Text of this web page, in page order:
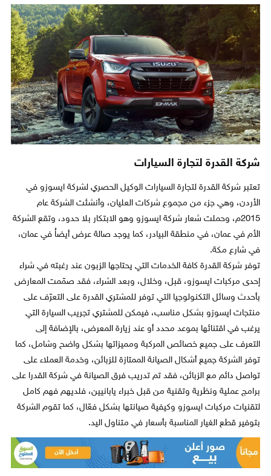
شركة القدرة لتجارة السيارات
تعتبر شركة القدرة لتجارة السيارات الوكيل الحصري لشركة ايسوزو في
الأردن، وهي جزء من مجموع شركات العليان، وأنشئت الشركة عام
2015م، وحملت شعار شركة ايسوزو وهو الابتكار بلا حدود، وتقع الشركة
الأم في عمان، في منطقة البيادر، كما يوجد صالة عرض أيضاُ في عمان،
في شارع مكة.
توفر شركة القدرة كافة الخدمات التي يحتاجها الزبون عند رغبته في شراء
إحدى مركبات ايسوزو، قبل، وخلال، وبعد الشراء، فقد صمّمت المعارض
بأحدث وسائل التكنولوجيا التي توفر للمشتري القدرة على التعرّف على
منتجات ايسوزو بشكل مناسب، فيمكن للمشتري تجريب السيارة التي
يرغب في اقتنائها بموعد محدد أو عند زيارة المعرض، بالإضافة إلى
التعرف على جميع خصائص المركبة ومميزاتها بشكل واضح وشامل، كما
توفر الشركة جميع أشكال الصيانة الممتازة للزبائن، وخدمة العملاء على
تواصل دائم مع الزبائن، فقد تم تدريب فرق الصيانة في شركة القدرا على
برامج عملية ونظرية وتقنية من قبل خبراء يابانيين، فلديهم فهم كامل
لتقنيات مركبات ايسوزو وكيفية صيانتها بشكل فعّال، كما تقوم الشركة
بتوفير قطع الغيار المناسبة بأسعار في متناول اليد.